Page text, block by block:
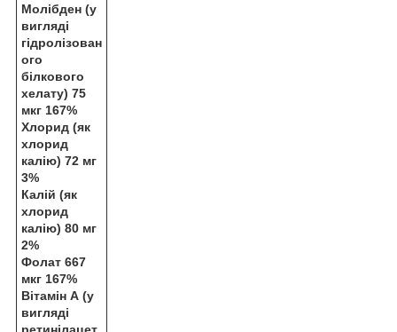
Молібден (у
вигляді
гідролізован
ого
білкового
хелату) 75
мкг 167%
Хлорид (як
хлорид
калію) 72 мг
3%
Калій (як
хлорид
калію) 80 мг
2%
Фолат 667
мкг 167%
Вітамін А (у
вигляді
ретинілацет